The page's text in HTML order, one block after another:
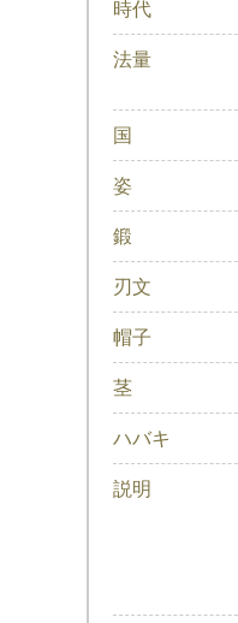
時代
法量
国
姿
鍛
刃文
帽子
茎
ハバキ
説明